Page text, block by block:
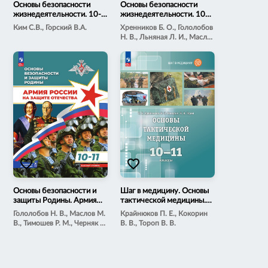
Основы безопасности
жизнедеятельности. 10-
11 классы. Электронная
форма учебника
Ким С.В., Горский В.А.
Основы безопасности
жизнедеятельности. 10
класс. Электронная форма
учебника
Хренников Б. О., Гололобов
Н. В., Льняная Л. И., Маслов
Н.
Основы безопасности и
защиты Родины. Армия
России на защите
Отечества. Электронная
форма учебного пособия.
Гололобов Н. В., Маслов М.
В., Тимошев Р. М., Черняк И.
favorite_border
Шаг в медицину. Основы
тактической медицины.
10-11 классы.
Электронная форма
учебника
Крайнюков П. Е., Кокорин
В. В., Тороп В. В.
favorite_border